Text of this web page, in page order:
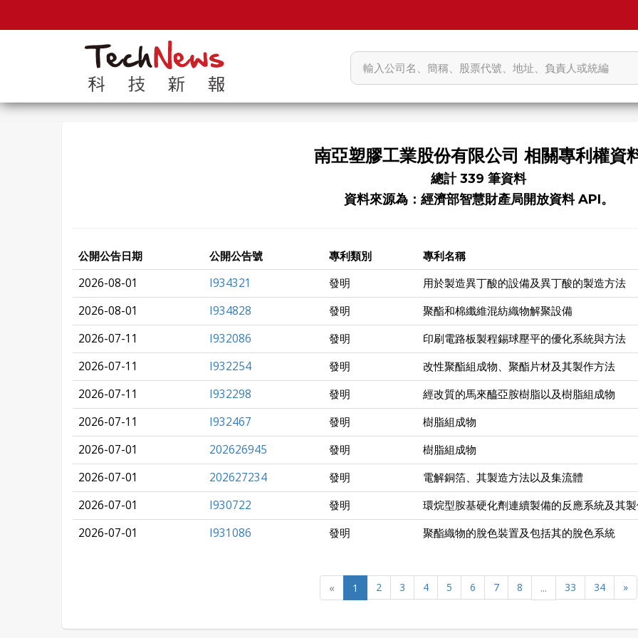
南亞塑膠工業股份有限公司 相關專利權資
總計 339 筆資料
資料來源為：經濟部智慧財產局開放資料 API。
公開公告日期 公開公告號 專利類別 專利名稱
2026-08-01 I934321 發明
用於製造異丁酸的設備及異丁酸的製造方法
2026-08-01
I934828 發明
聚酯和棉纖維混紡織物解聚設備
2026-07-11
I932086 發明
印刷電路板製程錫球壓平的優化系統與方法
2026-07-11
I932254 發明
改性聚酯組成物、聚酯片材及其製作方法
2026-07-11
I932298 發明
經改質的馬來醯亞胺樹脂以及樹脂組成物
2026-07-11
I932467 發明
樹脂組成物
2026-07-01
202626945 發明
樹脂組成物
2026-07-01
202627234 發明
電解銅箔、其製造方法以及集流體
2026-07-01
I930722 發明
環烷型胺基硬化劑連續製備的反應系統及其
2026-07-01
I931086 發明 聚酯織物的脫色裝置及包括其的脫色系統
« 1 2 3 4 5 6 7 8 ... 33 34 »